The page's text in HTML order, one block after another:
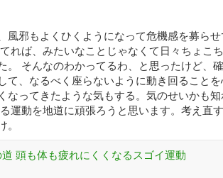
風邪もよくひくようになって危機感を募ら
れば、みたいなことじゃなくて日々ちょこ
。 そんなのわかってるわ、と思ったけど、
て、なるべく座らないように動き回ることを
なってきたような気もする。気のせいかも
運動を地道に頑張ろうと思います。考え直
。
頭も体も疲れにくくなるスゴイ運動